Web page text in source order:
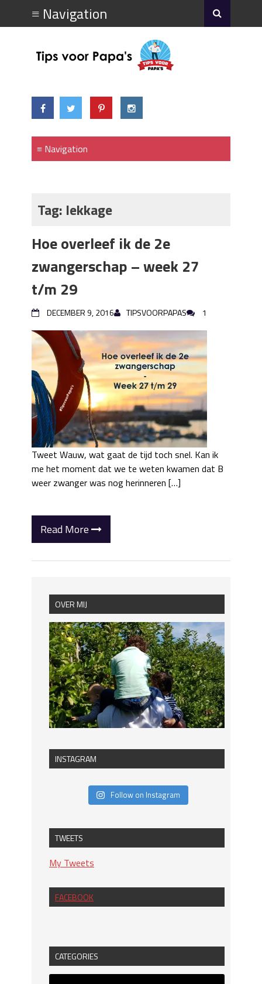
Tag: lekkage
Hoe overleef ik de 2e
zwangerschap – week 27
t/m 29
DECEMBER 9, 2016 TIPSVOORPAPAS 1
Tweet Wauw, wat gaat de tijd toch snel. Kan ik
me het moment dat we te weten kwamen dat B
weer zwanger was nog herinneren […]
Read More
OVER MIJ
INSTAGRAM
Follow on Instagram
TWEETS
My Tweets
FACEBOOK
CATEGORIES